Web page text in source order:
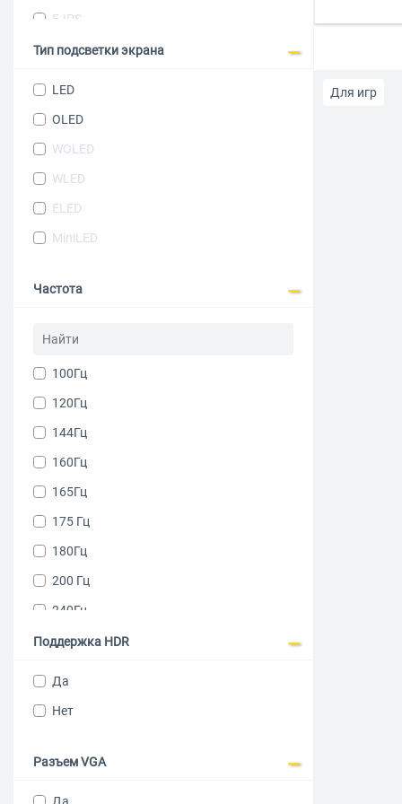
E-IPS
Тип подсветки экрана
LED
OLED
WOLED
WLED
ELED
MiniLED
Частота
100Гц
120Гц
144Гц
160Гц
165Гц
175 Гц
180Гц
200 Гц
240Гц
260 Гц
360 Гц
Поддержка HDR
Да
Нет
Разъем VGA
Да
Для игр